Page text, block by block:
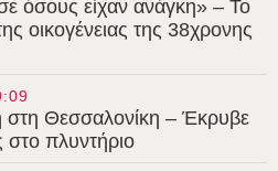
όσους είχαν ανάγκη» – Το
οικογένειας της 38χρονης
στη Θεσσαλονίκη – Έκρυβε
πλυντήριο